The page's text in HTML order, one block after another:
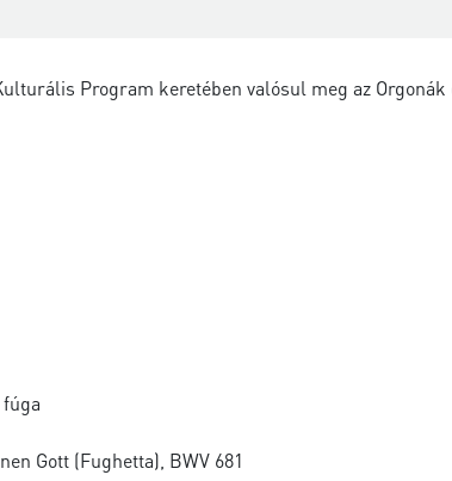
Program keretében valósul meg az Orgonák
Gott (Fughetta), BWV 681